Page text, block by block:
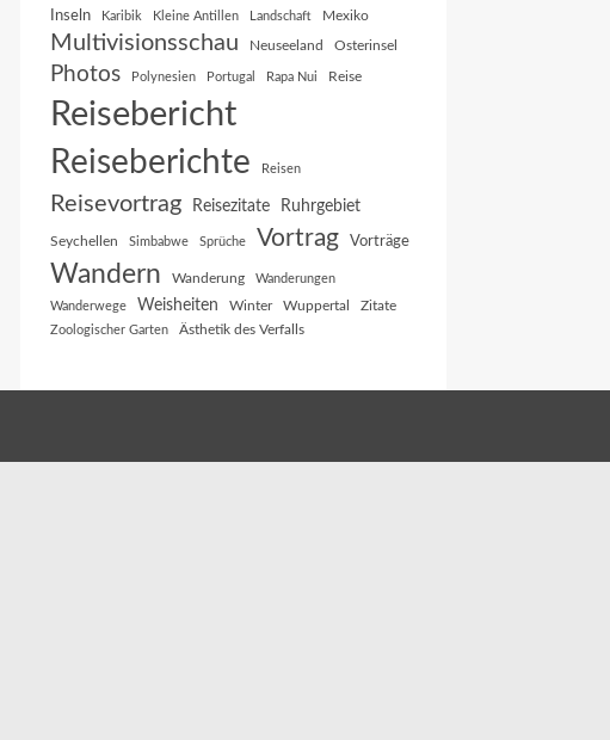
Inseln Karibik Kleine Antillen Landschaft Mexiko
Multivisionsschau Neuseeland Osterinsel
Photos Polynesien Portugal Rapa Nui Reise
Reisebericht
Reiseberichte Reisen
Reisevortrag Reisezitate Ruhrgebiet
Seychellen Simbabwe Sprüche Vortrag Vorträge
Wandern Wanderung Wanderungen
Wanderwege Weisheiten Winter Wuppertal Zitate
Zoologischer Garten Ästhetik des Verfalls